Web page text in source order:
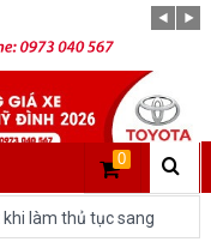
0
làm thủ tục sang